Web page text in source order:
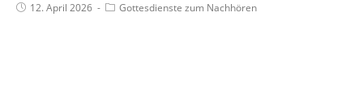
12. April 2026 Gottesdienste zum Nachhören